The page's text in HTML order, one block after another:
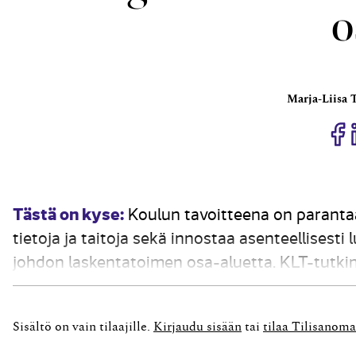
Marja-Liisa
Tästä on kyse: Koulun tavoitteena on
tietoja ja taitoja sekä innostaa
johdon laskentatoimen osa-aluetta. KLT-
tehtäväkokonaisuus. Koulun viimeinen osa
Sisältö on vain tilaajille. Kirjaudu sisään tai tilaa